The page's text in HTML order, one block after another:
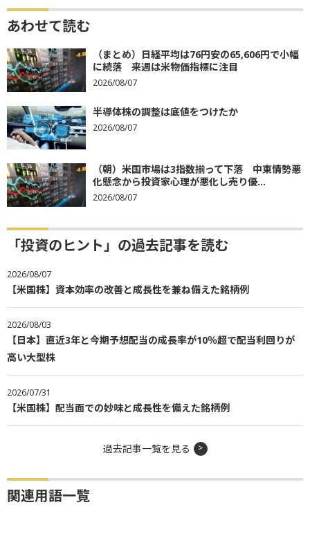
あわせて読む
（まとめ）日経平均は76円安の65,606円で小幅
に続落 来週は米物価指標に注目
2026/08/07
半導体株の調整は底値をつけたか
2026/08/07
（朝）米国市場は3指数揃って下落 中東情勢悪
化懸念から投資家心理が悪化し売り優...
2026/08/07
「投資のヒント」の過去記事を読む
2026/08/07
【米国株】資本効率の改善と成長性を兼ね備えた銘柄例
2026/08/03
【日本】直近3年と今期予想配当の成長率が10％超で配当利回りが
高い大型株
2026/07/31
【米国株】配当面での妙味と成長性を備えた銘柄例
過去記事一覧を見る
関連用語一覧